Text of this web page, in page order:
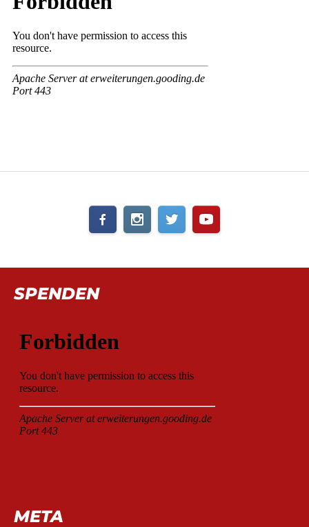
SPENDEN
META